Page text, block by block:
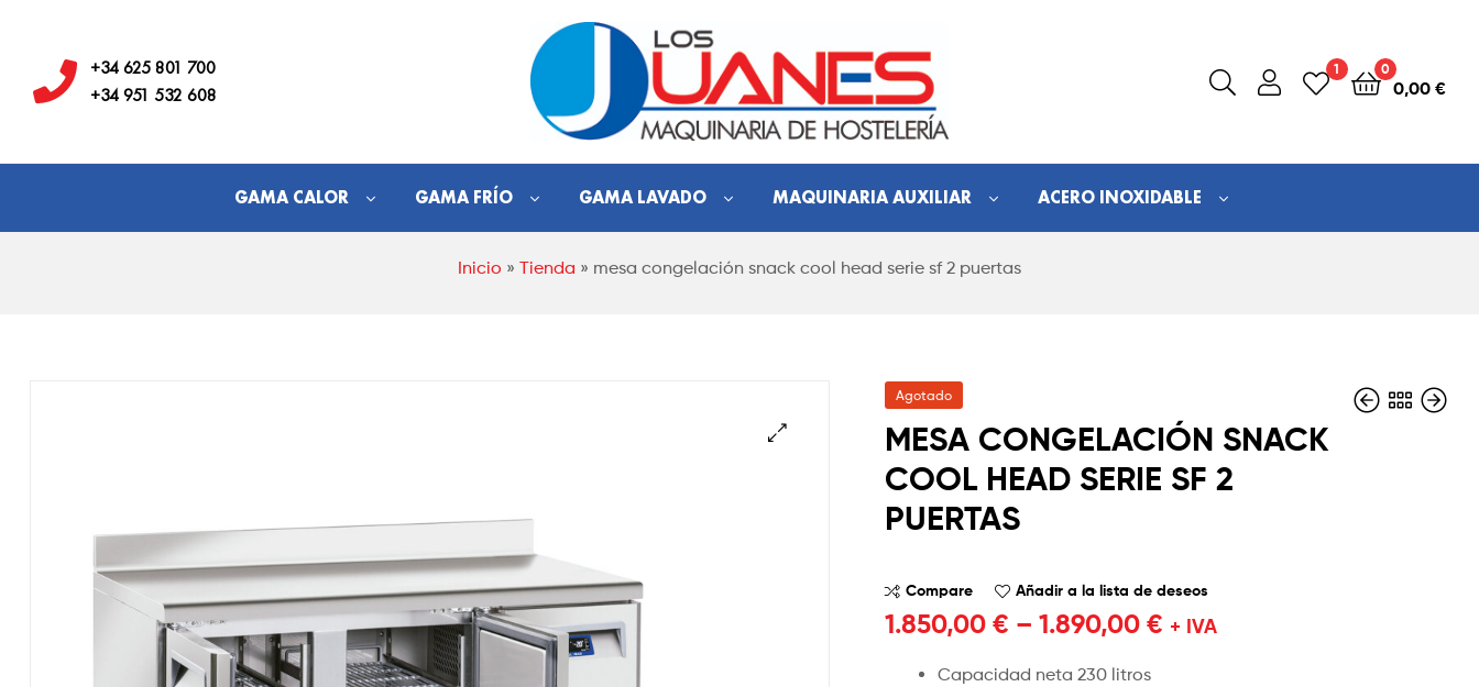
+34 625 801 700
+34 951 532 608
Hostelería
Los
Juanes
1 0
0,00 €
GAMA CALOR GAMA FRÍO GAMA LAVADO MAQUINARIA AUXILIAR ACERO INOXIDABLE
Inicio » Tienda » mesa congelación snack cool head serie sf 2 puertas
Los
Agotado
MESA CONGELACIÓN SNACK
COOL HEAD SERIE SF 2
PUERTAS
Compare Añadir a la lista de deseos
1.850,00€ –1.890,00€ + IVA
Capacidad neta 230 litros